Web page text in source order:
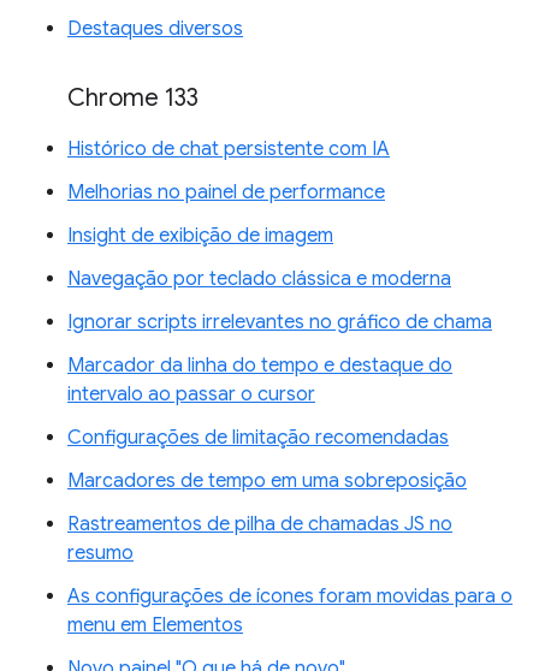
Destaques diversos
Chrome 133
Histórico de chat persistente com IA
Melhorias no painel de performance
Insight de exibição de imagem
Navegação por teclado clássica e moderna
Ignorar scripts irrelevantes no gráfico de chama
Marcador da linha do tempo e destaque do
intervalo ao passar o cursor
Configurações de limitação recomendadas
Marcadores de tempo em uma sobreposição
Rastreamentos de pilha de chamadas JS no
resumo
As configurações de ícones foram movidas para o
menu em Elementos